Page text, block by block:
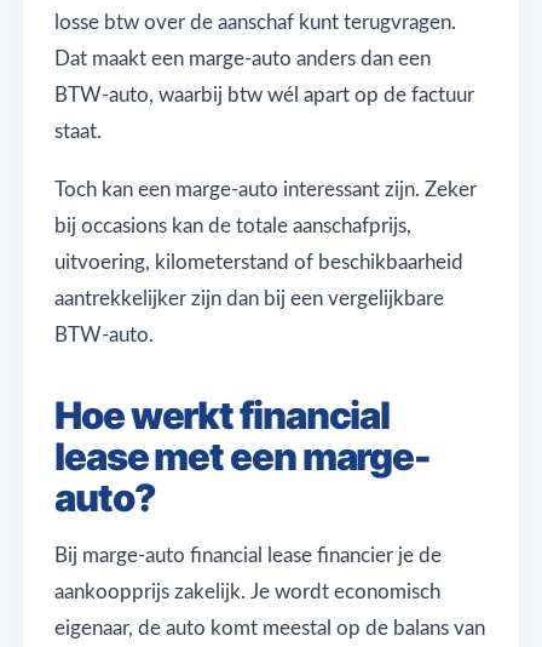
losse btw over de aanschaf kunt terugvragen.
Dat maakt een marge-auto anders dan een
BTW-auto, waarbij btw wél apart op de factuur
staat.
Toch kan een marge-auto interessant zijn. Zeker
bij occasions kan de totale aanschafprijs,
uitvoering, kilometerstand of beschikbaarheid
aantrekkelijker zijn dan bij een vergelijkbare
BTW-auto.
Hoe werkt financial
lease met een marge-
auto?
Bij marge-auto financial lease financier je de
aankoopprijs zakelijk. Je wordt economisch
eigenaar, de auto komt meestal op de balans van